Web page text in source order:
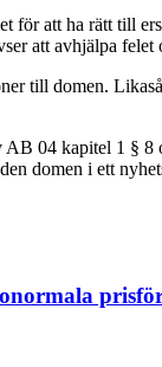
för att ha rätt till
att avhjälpa
till domen.
04 kapitel 1 §
domen i ett